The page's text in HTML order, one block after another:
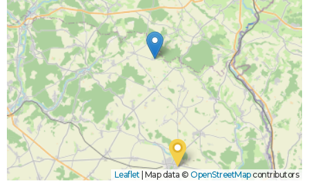
Leaflet Map data © OpenStreetMapcontributors